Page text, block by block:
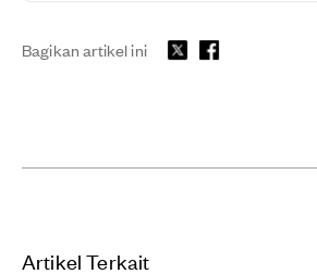
Bagikan artikel ini
Artikel Terkait